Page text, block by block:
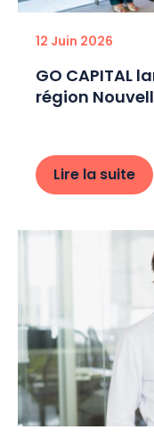
12 Juin 2026
GO CAPITAL
région
Lire la suite